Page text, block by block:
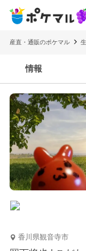
産直・通販のポケマル
情報
香川県観音寺市